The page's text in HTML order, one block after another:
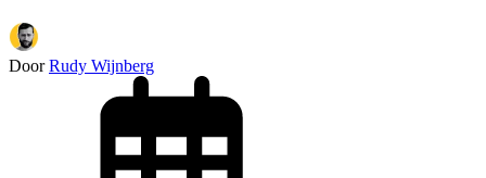
Door Rudy Wijnberg